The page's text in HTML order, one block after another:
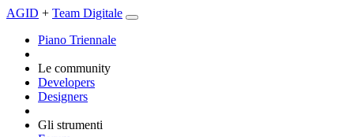
AGID + Team Digitale
Piano Triennale
Le community
Developers
Designers
Gli strumenti